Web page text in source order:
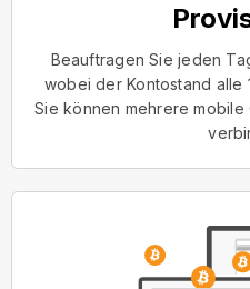
Beauftragen Sie jeden
wobei der Kontostand alle
Sie können mehrere mobile